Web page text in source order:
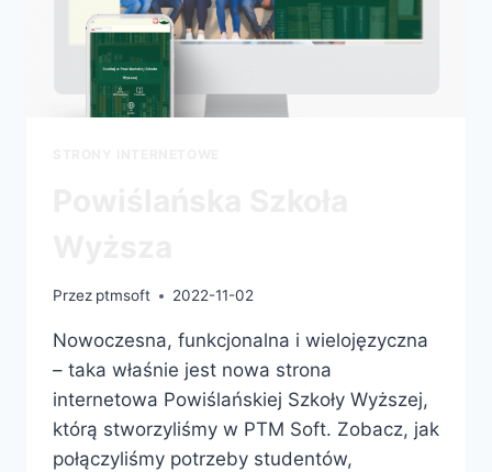
Przez ptmsoft 2022-11-02
Nowoczesna, funkcjonalna i wielojęzyczna
– taka właśnie jest nowa strona
internetowa Powiślańskiej Szkoły Wyższej,
którą stworzyliśmy w PTM Soft. Zobacz, jak
połączyliśmy potrzeby studentów,